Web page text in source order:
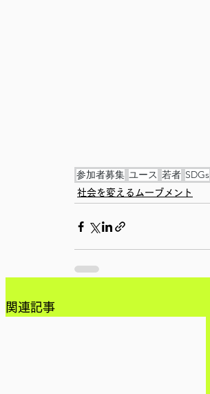
参加者募集 ユース 若者 SDGs
社会を変えるムーブメント
関連記事